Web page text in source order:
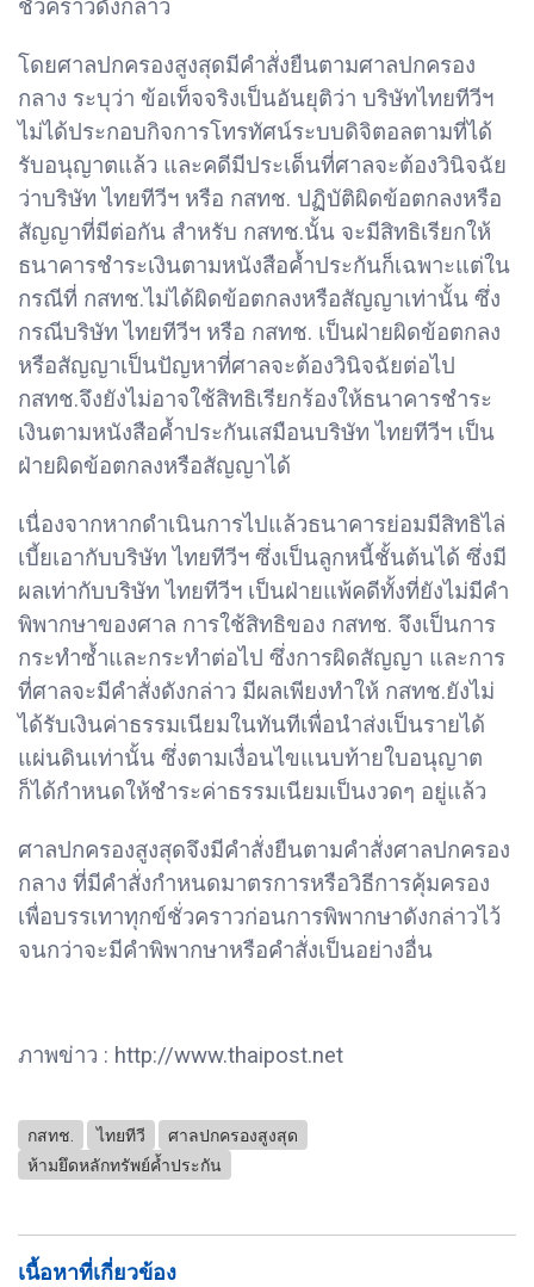
ชั่วคราวดังกล่าว
โดยศาลปกครองสูงสุดมีคำสั่งยืนตามศาลปกครอง
กลาง ระบุว่า ข้อเท็จจริงเป็นอันยุติว่า บริษัทไทยทีวีฯ
ไม่ได้ประกอบกิจการโทรทัศน์ระบบดิจิตอลตามที่ได้
รับอนุญาตแล้ว และคดีมีประเด็นที่ศาลจะต้องวินิจฉัย
ว่าบริษัท ไทยทีวีฯ หรือ กสทช. ปฏิบัติผิดข้อตกลงหรือ
สัญญาที่มีต่อกัน สำหรับ กสทช.นั้น จะมีสิทธิเรียกให้
ธนาคารชำระเงินตามหนังสือค้ำประกันก็เฉพาะแต่ใน
กรณีที่ กสทช.ไม่ได้ผิดข้อตกลงหรือสัญญาเท่านั้น ซึ่ง
กรณีบริษัท ไทยทีวีฯ หรือ กสทช. เป็นฝ่ายผิดข้อตกลง
หรือสัญญาเป็นปัญหาที่ศาลจะต้องวินิจฉัยต่อไป
กสทช.จึงยังไม่อาจใช้สิทธิเรียกร้องให้ธนาคารชำระ
เงินตามหนังสือค้ำประกันเสมือนบริษัท ไทยทีวีฯ เป็น
ฝ่ายผิดข้อตกลงหรือสัญญาได้
เนื่องจากหากดำเนินการไปแล้วธนาคารย่อมมีสิทธิไล่
เบี้ยเอากับบริษัท ไทยทีวีฯ ซึ่งเป็นลูกหนี้ชั้นต้นได้ ซึ่งมี
ผลเท่ากับบริษัท ไทยทีวีฯ เป็นฝ่ายแพ้คดีทั้งที่ยังไม่มีคำ
พิพากษาของศาล การใช้สิทธิของ กสทช. จึงเป็นการ
กระทำซ้ำและกระทำต่อไป ซึ่งการผิดสัญญา และการ
ที่ศาลจะมีคำสั่งดังกล่าว มีผลเพียงทำให้ กสทช.ยังไม่
ได้รับเงินค่าธรรมเนียมในทันทีเพื่อนำส่งเป็นรายได้
แผ่นดินเท่านั้น ซึ่งตามเงื่อนไขแนบท้ายใบอนุญาต
ก็ได้กำหนดให้ชำระค่าธรรมเนียมเป็นงวดๆ อยู่แล้ว
ศาลปกครองสูงสุดจึงมีคำสั่งยืนตามคำสั่งศาลปกครอง
กลาง ที่มีคำสั่งกำหนดมาตรการหรือวิธีการคุ้มครอง
เพื่อบรรเทาทุกข์ชั่วคราวก่อนการพิพากษาดังกล่าวไว้
จนกว่าจะมีคำพิพากษาหรือคำสั่งเป็นอย่างอื่น
ภาพข่าว : http://www.thaipost.net
กสทช. ไทยทีวี
ศาลปกครองสูงสุด
ห้ามยึดหลักทรัพย์ค้ำประกัน
เนื้อหาที่เกี่ยวข้อง